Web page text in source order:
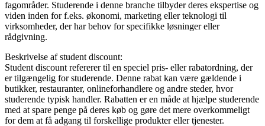
fagområder. Studerende i denne branche tilbyder deres ekspertise og
viden inden for f.eks. økonomi, marketing eller teknologi til
virksomheder, der har behov for specifikke løsninger eller
rådgivning.
Beskrivelse af student discount:
Student discount refererer til en speciel pris- eller rabatordning, der
er tilgængelig for studerende. Denne rabat kan være gældende i
butikker, restauranter, onlineforhandlere og andre steder, hvor
studerende typisk handler. Rabatten er en måde at hjælpe studerende
med at spare penge på deres køb og gøre det mere overkommeligt
for dem at få adgang til forskellige produkter eller tjenester.